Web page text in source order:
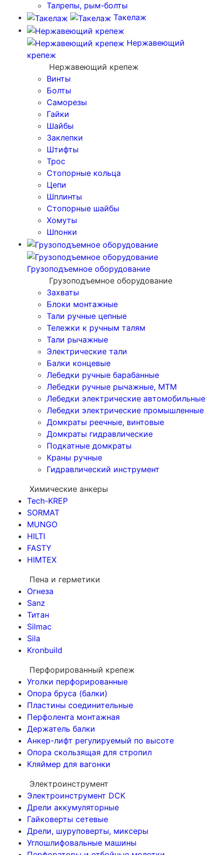
Талрепы, рым-болты
Такелаж
Нержавеющий
крепеж
Нержавеющий крепеж
Винты
Болты
Саморезы
Гайки
Шайбы
Заклепки
Штифты
Трос
Стопорные кольца
Цепи
Шплинты
Стопорные шайбы
Хомуты
Шпонки
Грузоподъемное оборудование
Грузоподъемное оборудование
Захваты
Блоки монтажные
Тали ручные цепные
Тележки к ручным талям
Тали рычажные
Электрические тали
Балки концевые
Лебедки ручные барабанные
Лебедки ручные рычажные, МТМ
Лебедки электрические автомобильные
Лебедки электрические промышленные
Домкраты реечные, винтовые
Домкраты гидравлические
Подкатные домкраты
Краны ручные
Гидравлический инструмент
Химические анкеры
Tech-KREP
SORMAT
MUNGO
HILTI
FASTY
HIMTEX
Пена и герметики
Огнеза
Sanz
Титан
Silmac
Sila
Kronbuild
Перфорированный крепеж
Уголки перфорированные
Опора бруса (балки)
Пластины соединительные
Перфолента монтажная
Держатель балки
Анкер-лифт регулируемый по высоте
Опора скользящая для стропил
Кляймер для вагонки
Электроинструмент
Электроинструмент DCK
Дрели аккумуляторные
Гайковерты сетевые
Дрели, шуруповерты, миксеры
Углошлифовальные машины